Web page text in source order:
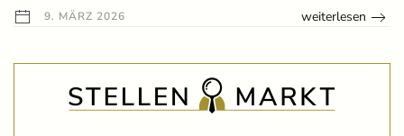
9. MÄRZ 2026 weiterlesen